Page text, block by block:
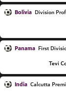
Bolivia Division
Panama First
Tevi
India Calcutta